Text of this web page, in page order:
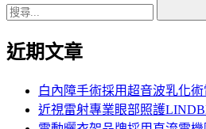
近期文章
白內障手術採用超音波乳化
近視雷射專業眼部照護